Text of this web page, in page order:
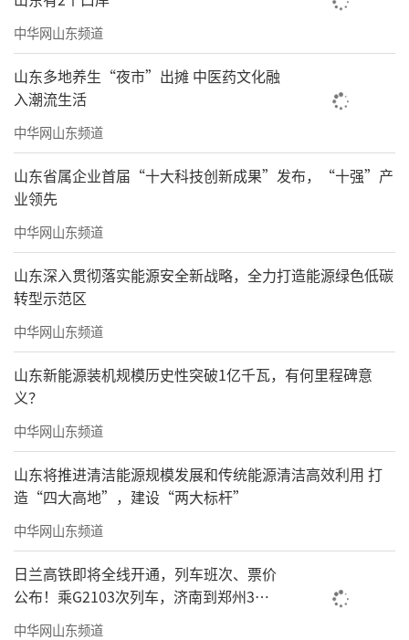
中华网山东频道
山东多地养生“夜市”出摊 中医药文化融
入潮流生活
中华网山东频道
山东省属企业首届“十大科技创新成果”发布，“十强”产
业领先
中华网山东频道
山东深入贯彻落实能源安全新战略，全力打造能源绿色低碳
转型示范区
中华网山东频道
山东新能源装机规模历史性突破1亿千瓦，有何里程碑意
义？
中华网山东频道
山东将推进清洁能源规模发展和传统能源清洁高效利用 打
造“四大高地”，建设“两大标杆”
中华网山东频道
日兰高铁即将全线开通，列车班次、票价
公布！乘G2103次列车，济南到郑州3小
时到达
中华网山东频道